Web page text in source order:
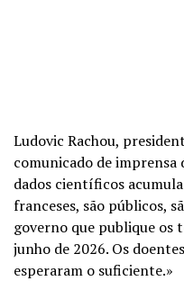
Ludovic Rachou,
comunicado de imprensa
dados científicos
franceses, são públicos,
governo que publique os
junho de 2026. Os
esperaram o suficiente.»